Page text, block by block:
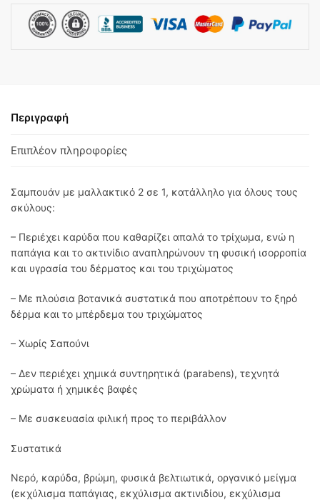
Περιγραφή
Επιπλέον πληροφορίες
Σαμπουάν με μαλλακτικό 2 σε 1, κατάλληλο για όλους τους
σκύλους:
– Περιέχει καρύδα που καθαρίζει απαλά το τρίχωμα, ενώ η
παπάγια και το ακτινίδιο αναπληρώνουν τη φυσική ισορροπία
και υγρασία του δέρματος και του τριχώματος
– Με πλούσια βοτανικά συστατικά που αποτρέπουν το ξηρό
δέρμα και το μπέρδεμα του τριχώματος
– Χωρίς Σαπούνι
– Δεν περιέχει χημικά συντηρητικά (parabens), τεχνητά
χρώματα ή χημικές βαφές
– Με συσκευασία φιλική προς το περιβάλλον
Συστατικά
Νερό, καρύδα, βρώμη, φυσικά βελτιωτικά, οργανικό μείγμα
(εκχύλισμα παπάγιας, εκχύλισμα ακτινιδίου, εκχύλισμα